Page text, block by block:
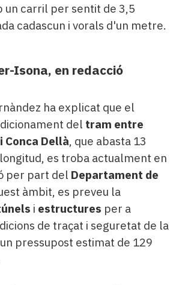
un carril per sentit de 3,5
cadascun i vorals d'un metre.
Isona, en redacció
ha explicat que el
del tram entre
Conca Dellà, que abasta 13
es troba actualment en
per part del Departament de
àmbit, es preveu la
i estructures per a
de traçat i seguretat de la
pressupost estimat de 129